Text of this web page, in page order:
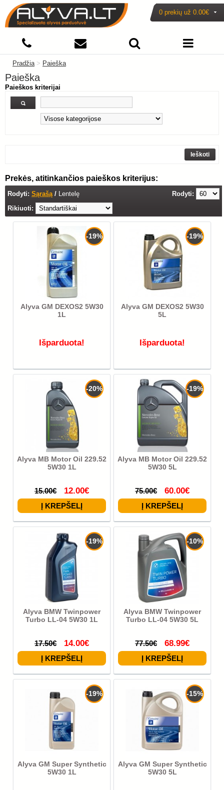
0 prekių už 0.00€
Pradžia> Paieška
Paieška
Paieškos kriterijai
Prekės, atitinkančios paieškos kriterijus:
Rodyti: Sąrašą / Lentelę
Rodyti:
Rikiuoti:
-19%
Alyva GM DEXOS2 5W30
1L
Išparduota!
-19%
Alyva GM DEXOS2 5W30
5L
Išparduota!
-20%
Alyva MB Motor Oil 229.52
5W30 1L
15.00€ 12.00€
-19%
Alyva MB Motor Oil 229.52
5W30 5L
75.00€ 60.00€
-19%
Alyva BMW Twinpower
Turbo LL-04 5W30 1L
17.50€ 14.00€
-10%
Alyva BMW Twinpower
Turbo LL-04 5W30 5L
77.50€ 68.99€
-19%
Alyva GM Super Synthetic
5W30 1L
-15%
Alyva GM Super Synthetic
5W30 5L